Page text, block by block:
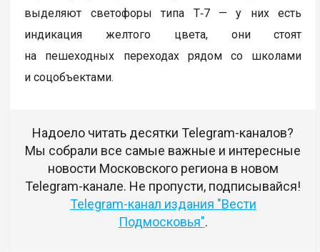
выделяют светофоры типа Т‑7 — у них есть
индикация желтого цвета, они стоят
на пешеходных переходах рядом со школами
и соцобъектами.
Надоело читать десятки Telegram-каналов?
Мы собрали все самые важные и интересные
новости Московского региона в новом
Telegram-канале. Не пропусти, подписывайся!
Telegram-канал издания "Вести
Подмосковья".